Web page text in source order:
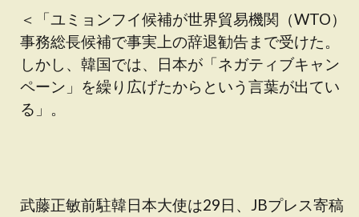
＜「ユミョンフイ候補が世界貿易機関（WTO）
事務総長候補で事実上の辞退勧告まで受けた。
しかし、韓国では、日本が「ネガティブキャン
ペーン」を繰り広げたからという言葉が出てい
る」。
武藤正敏前駐韓日本大使は29日、JBプレス寄稿